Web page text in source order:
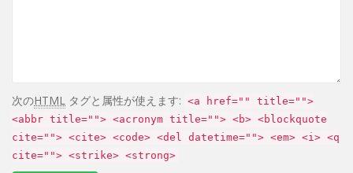
次のHTML タグと属性が使えます: <a href="" title="">
<abbr title=""> <acronym title=""> <b> <blockquote
cite=""> <cite> <code> <del datetime=""> <em> <i> <q
cite=""> <strike> <strong>